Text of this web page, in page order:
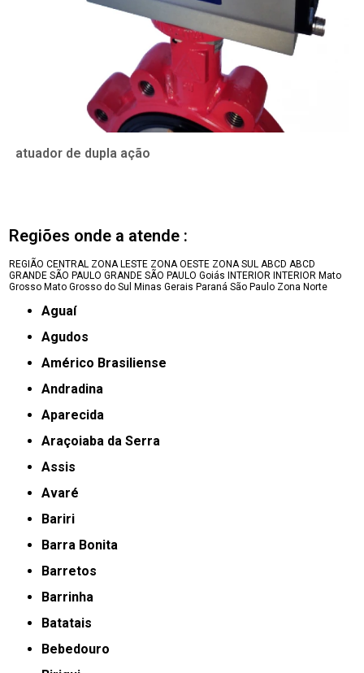
atuador de dupla ação
Regiões onde a atende :
REGIÃO CENTRAL ZONA LESTE ZONA OESTE ZONA SUL ABCD ABCD
GRANDE SÃO PAULO GRANDE SÃO PAULO Goiás INTERIOR INTERIOR Mato
Grosso Mato Grosso do Sul Minas Gerais Paraná São Paulo Zona Norte
Aguaí
Agudos
Américo Brasiliense
Andradina
Aparecida
Araçoiaba da Serra
Assis
Avaré
Bariri
Barra Bonita
Barretos
Barrinha
Batatais
Bebedouro